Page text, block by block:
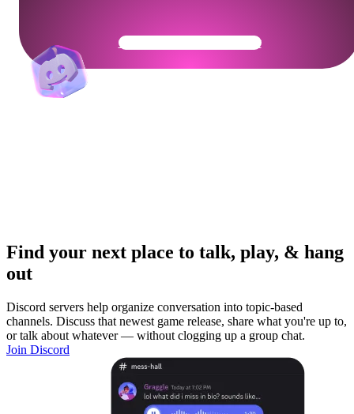
Get Your Community Ready
Find your next place to talk, play, & hang
out
Discord servers help organize conversation into topic-based
channels. Discuss that newest game release, share what you're up to,
or talk about whatever — without clogging up a group chat.
Join Discord